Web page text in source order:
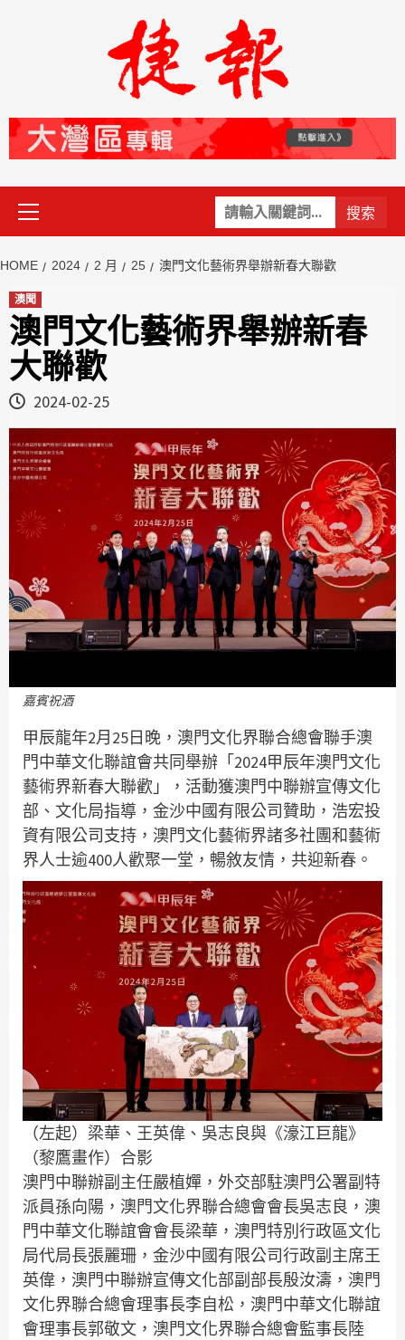
關
鍵
Primary
Menu
HOME 2024 2 月 25 澳門文化藝術界舉辦新春大聯歡
澳聞
澳門文化藝術界舉辦新春
大聯歡
2024-02-25
嘉賓祝酒
甲辰龍年2月25日晚，澳門文化界聯合總會聯手澳
門中華文化聯誼會共同舉辦「2024甲辰年澳門文化
藝術界新春大聯歡」，活動獲澳門中聯辦宣傳文化
部、文化局指導，金沙中國有限公司贊助，浩宏投
資有限公司支持，澳門文化藝術界諸多社團和藝術
界人士逾400人歡聚一堂，暢敘友情，共迎新春。
（左起）梁華、王英偉、吳志良與《濠江巨龍》
（黎鷹畫作）合影
澳門中聯辦副主任嚴植嬋，外交部駐澳門公署副特
派員孫向陽，澳門文化界聯合總會會長吳志良，澳
門中華文化聯誼會會長梁華，澳門特別行政區文化
局代局長張麗珊，金沙中國有限公司行政副主席王
英偉，澳門中聯辦宣傳文化部副部長殷汝濤，澳門
文化界聯合總會理事長李自松，澳門中華文化聯誼
會理事長郭敬文，澳門文化界聯合總會監事長陸